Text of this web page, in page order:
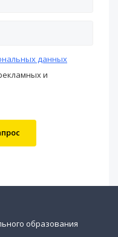
данных
и
образования